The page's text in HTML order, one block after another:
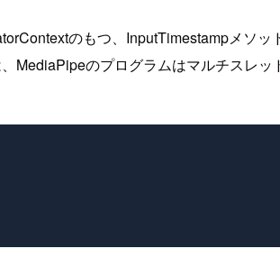
のもつ、InputTimestampメソ
のプログラムはマルチスレ